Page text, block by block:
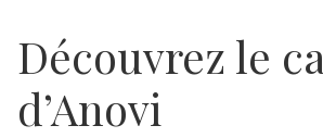
Découvrez le
d’Anovi